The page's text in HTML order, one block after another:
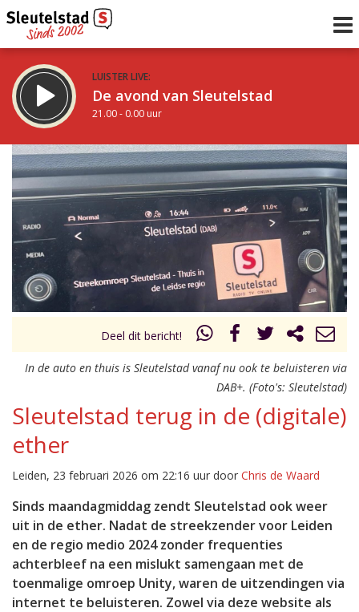
LUISTER LIVE:
De avond van Sleutelstad
21.00 - 0.00 uur
STRAKS:
De nacht van Sleutelstad
0.00 - 6.00 uur
Vorig uur
uur 1 van 0 Volgend uur
Deel dit bericht!
In de auto en thuis is Sleutelstad vanaf nu ook te beluisteren via
DAB+. (Foto's: Sleutelstad)
Sleutelstad terug in de (digitale)
ether
Leiden, 23 februari 2026 om 22:16 uur door Chris de Waard
Sinds maandagmiddag zendt Sleutelstad ook weer
uit in de ether. Nadat de streekzender voor Leiden
en de regio medio 2024 zonder frequenties
achterbleef na een mislukt samengaan met de
toenmalige omroep Unity, waren de uitzendingen via
internet te beluisteren. Zowel via deze website als